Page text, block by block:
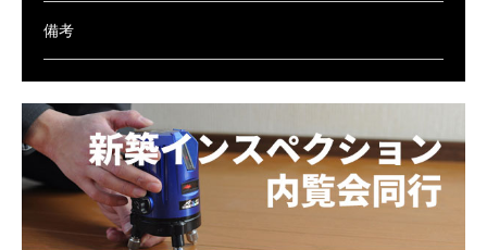
備考